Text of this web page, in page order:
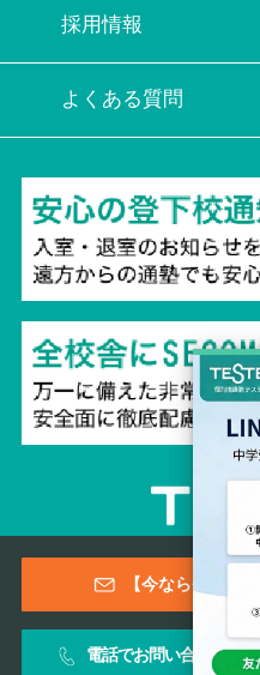
【今なら登録特
電話でお問い合わせ
採用情報
よくある質問
Copyright © 2026